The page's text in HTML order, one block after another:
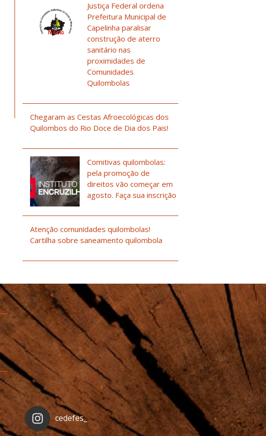
Justiça Federal ordena
Prefeitura Municipal de
Capelinha paralisar
construção de aterro
sanitário nas
proximidades de
Comunidades
Quilombolas
Chegaram as Cestas Afroecológicas dos
Quilombos do Rio Doce de Dia dos Pais!
Comitivas quilombolas:
pela promoção de
direitos vão começar em
agosto. Faça sua inscrição
Atenção comunidades quilombolas!
Cartilha sobre saneamento quilombola
cedefes_